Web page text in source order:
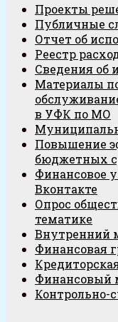
Проекты
Публичные
Отчет об
Реестр
Сведения об
Материалы
в УФК по МО
Повышение
бюджетных
Финансовое
Вконтакте
Опрос
тематике
Внутренний
Финансовая
Финансовый
Контрольно-